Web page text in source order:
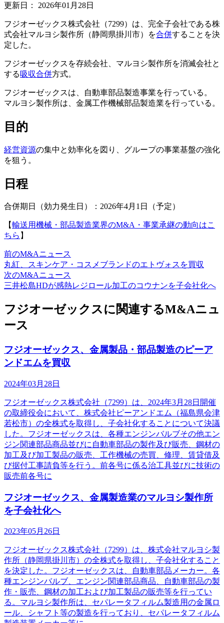
更新日： 2026年01月28日
フジオーゼックス株式会社（7299）は、完全子会社である株
式会社マルヨシ製作所（静岡県掛川市）を合併することを決
定した。
フジオーゼックスを存続会社、マルヨシ製作所を消滅会社と
する吸収合併方式。
フジオーゼックスは、自動車部品製造事業を行っている。
マルヨシ製作所は、金属工作機械部品製造業を行っている。
目的
経営資源の集中と効率化を図り、グループの事業基盤の強化
を狙う。
日程
合併期日（効力発生日）：2026年4月1日（予定）
【輸送用機械・部品製造業界のM&A・事業承継の動向はこ
ちら 】
前のM&Aニュース
丸紅、スキンケア・コスメブランドのエトヴォスを買収
次のM&Aニュース
三井松島HDが感熱レジロール加工のコウナンを子会社化へ
フジオーゼックスに関連するM&Aニュ
ース
フジオーゼックス、金属製品・部品製造のピーア
ンドエムを買収
2024年03月28日
フジオーゼックス株式会社（7299）は、2024年3月28日開催
の取締役会において、株式会社ピーアンドエム（福島県会津
若松市）の全株式を取得し、子会社化することについて決議
した。フジオーゼックスは、各種エンジンバルブその他エン
ジン関連部品商品並びに自動車部品の製作及び販売、鋼材の
加工及び加工製品の販売、工作機械の売買、修理、賃貸借及
び据付工事請負等を行う。前各号に係る治工具並びに技術の
販売前各号に
フジオーゼックス、金属製造業のマルヨシ製作所
を子会社化へ
2023年05月26日
フジオーゼックス株式会社（7299）は、株式会社マルヨシ製
作所（静岡県掛川市）の全株式を取得し、子会社化すること
を決定した。フジオーゼックスは、自動車部品メーカー。各
種エンジンバルブ、エンジン関連部品商品、自動車部品の製
作・販売、鋼材の加工および加工製品の販売等を行ってい
る。マルヨシ製作所は、セパレータフィルム製造用の金属ロ
ール、シャフト等の製造を行っており、セパレータフィルム